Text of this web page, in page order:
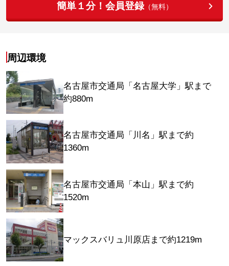
簡単１分！会員登録（無料）
周辺環境
名古屋市交通局「名古屋大学」駅まで
約880m
名古屋市交通局「川名」駅まで約
1360m
名古屋市交通局「本山」駅まで約
1520m
マックスバリュ川原店まで約1219m